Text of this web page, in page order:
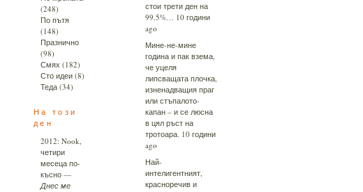
(248)
По пътя
(148)
Празнично
(98)
Смях (182)
Сто идеи (8)
Теда (34)
На този
ден
2012: Nook,
четири
месеца по-
късно —
Днес ме
стои трети ден на
99.5%… 10 години
ago
Мине-не-мине
година и пак взема,
че уцеля
липсващата плочка,
изненадващия праг
или стъпалото-
капан – и се люсна
в цял ръст на
тротоара. 10 години
ago
Най-
интелигентният,
красноречив и